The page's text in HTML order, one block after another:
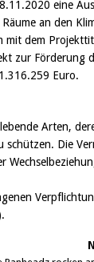
eine
an den
mit dem
zur Förderung
Euro.
Arten,
schützen. Die